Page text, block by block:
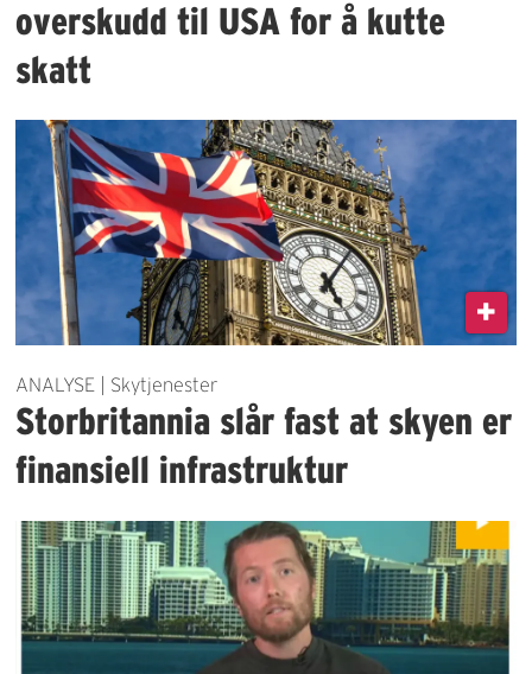
overskudd til USA for å kutte
skatt
ANALYSE | Skytjenester
Storbritannia slår fast at skyen er
finansiell infrastruktur